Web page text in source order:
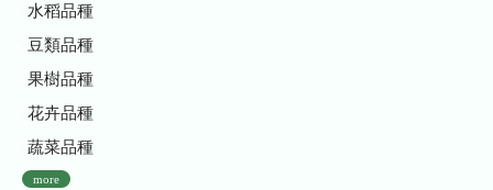
水稻品種
豆類品種
果樹品種
花卉品種
蔬菜品種
more